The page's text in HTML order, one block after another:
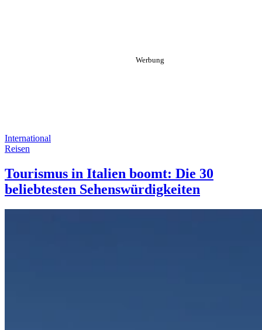
International
Reisen
Tourismus in Italien boomt: Die 30
beliebtesten Sehenswürdigkeiten